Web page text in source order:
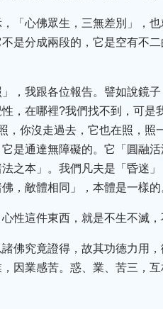
「心佛眾生，三無差別」，
是分成兩段的，它是空有不
，我跟各位報告。譬如說鏡
，在哪裡?我們找不到，可
，你沒走過去，它也在照，
是通達無障礙的。它「圓融
之本」。我們凡夫是「昏迷
，敵體相同」，本體是一樣的
性這件東西，就是不生不滅
佛究竟證得，故其功德力用
因業感苦。惑、業、苦三，